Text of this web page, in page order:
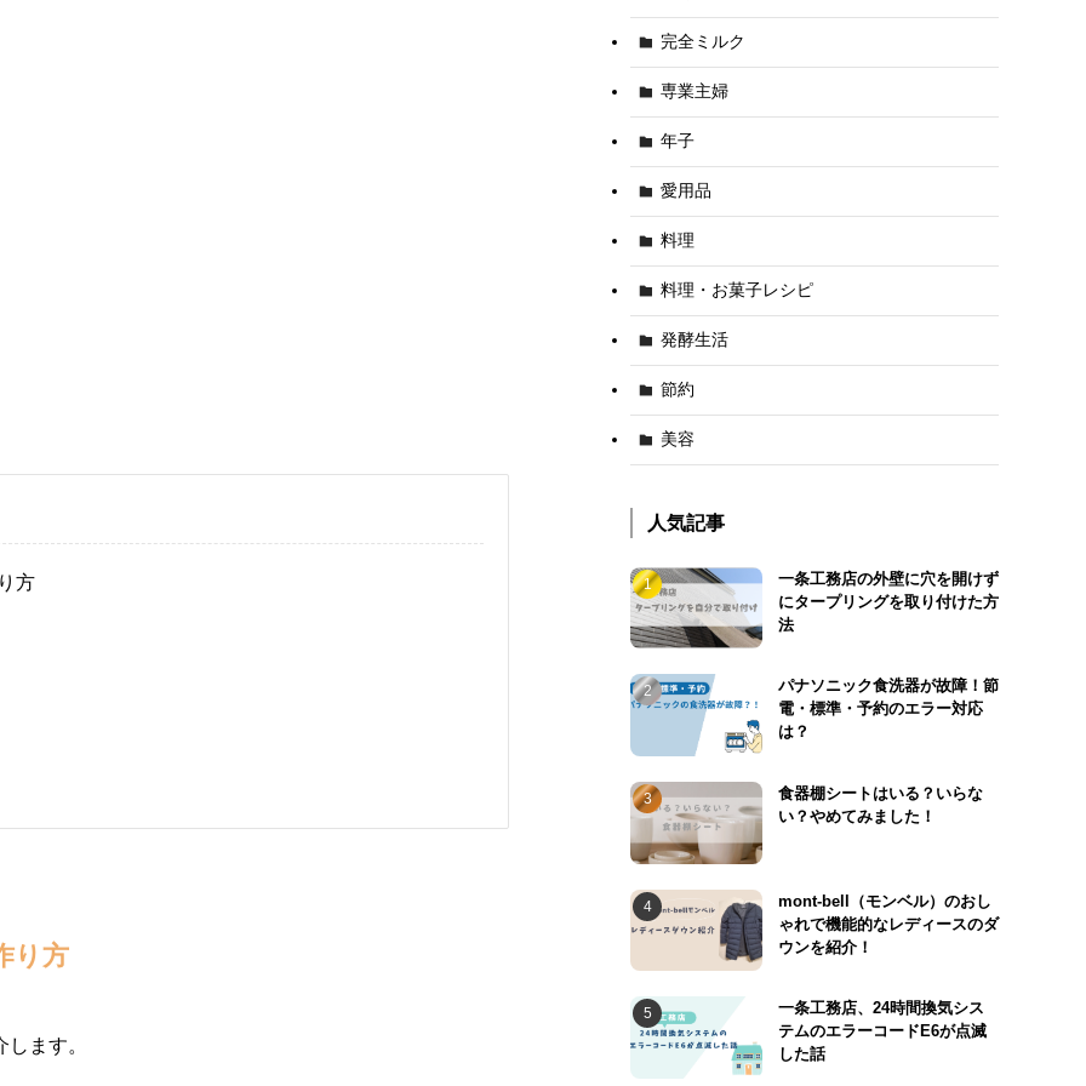
方
り方
ます。
完全ミルク
専業主婦
年子
愛用品
料理
料理・お菓子レシピ
発酵生活
節約
美容
人気記事
一条工務店の外壁に穴を開けず
にタープリングを取り付けた方
法
パナソニック食洗器が故障！節
電・標準・予約のエラー対応
は？
食器棚シートはいる？いらな
い？やめてみました！
mont-bell（モンベル）のおし
ゃれで機能的なレディースのダ
ウンを紹介！
一条工務店、24時間換気シス
テムのエラーコードE6が点滅
した話